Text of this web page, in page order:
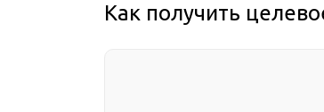
Как получить